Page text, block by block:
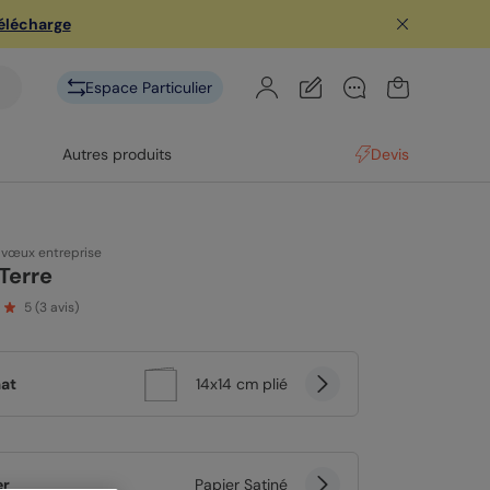
Espace Particulier
Autres produits Devis
entreprise
5(3 avis)
14x14 cm plié
Papier Satiné